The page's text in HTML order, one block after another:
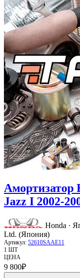
Амортизатор
Jazz I 2002-
Honda ·
Ltd. (Япония)
Артикул: 52610SAAE11
1 ШТ
ЦЕНА
9 800₽